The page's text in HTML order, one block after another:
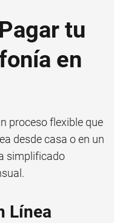
tu
en
proceso flexible que
desde casa o en un
simplificado
Línea